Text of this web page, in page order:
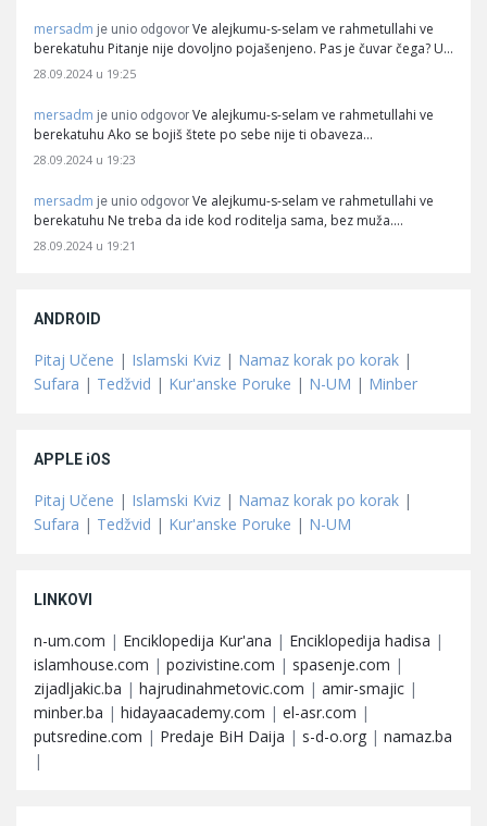
mersadm je unio odgovor Ve alejkumu-s-selam ve rahmetullahi ve
berekatuhu Pitanje nije dovoljno pojašenjeno. Pas je čuvar čega? U…
28.09.2024 u 19:25
mersadm je unio odgovor Ve alejkumu-s-selam ve rahmetullahi ve
berekatuhu Ako se bojiš štete po sebe nije ti obaveza…
28.09.2024 u 19:23
mersadm je unio odgovor Ve alejkumu-s-selam ve rahmetullahi ve
berekatuhu Ne treba da ide kod roditelja sama, bez muža.…
28.09.2024 u 19:21
ANDROID
Pitaj Učene | Islamski Kviz | Namaz korak po korak |
Sufara | Tedžvid | Kur'anske Poruke | N-UM | Minber
APPLE iOS
Pitaj Učene | Islamski Kviz | Namaz korak po korak |
Sufara | Tedžvid | Kur'anske Poruke | N-UM
LINKOVI
n-um.com | Enciklopedija Kur'ana | Enciklopedija hadisa |
islamhouse.com | pozivistine.com | spasenje.com |
zijadljakic.ba | hajrudinahmetovic.com | amir-smajic |
minber.ba | hidayaacademy.com | el-asr.com |
putsredine.com | Predaje BiH Daija | s-d-o.org | namaz.ba
|